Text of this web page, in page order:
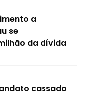
a
se
da dívida
cassado